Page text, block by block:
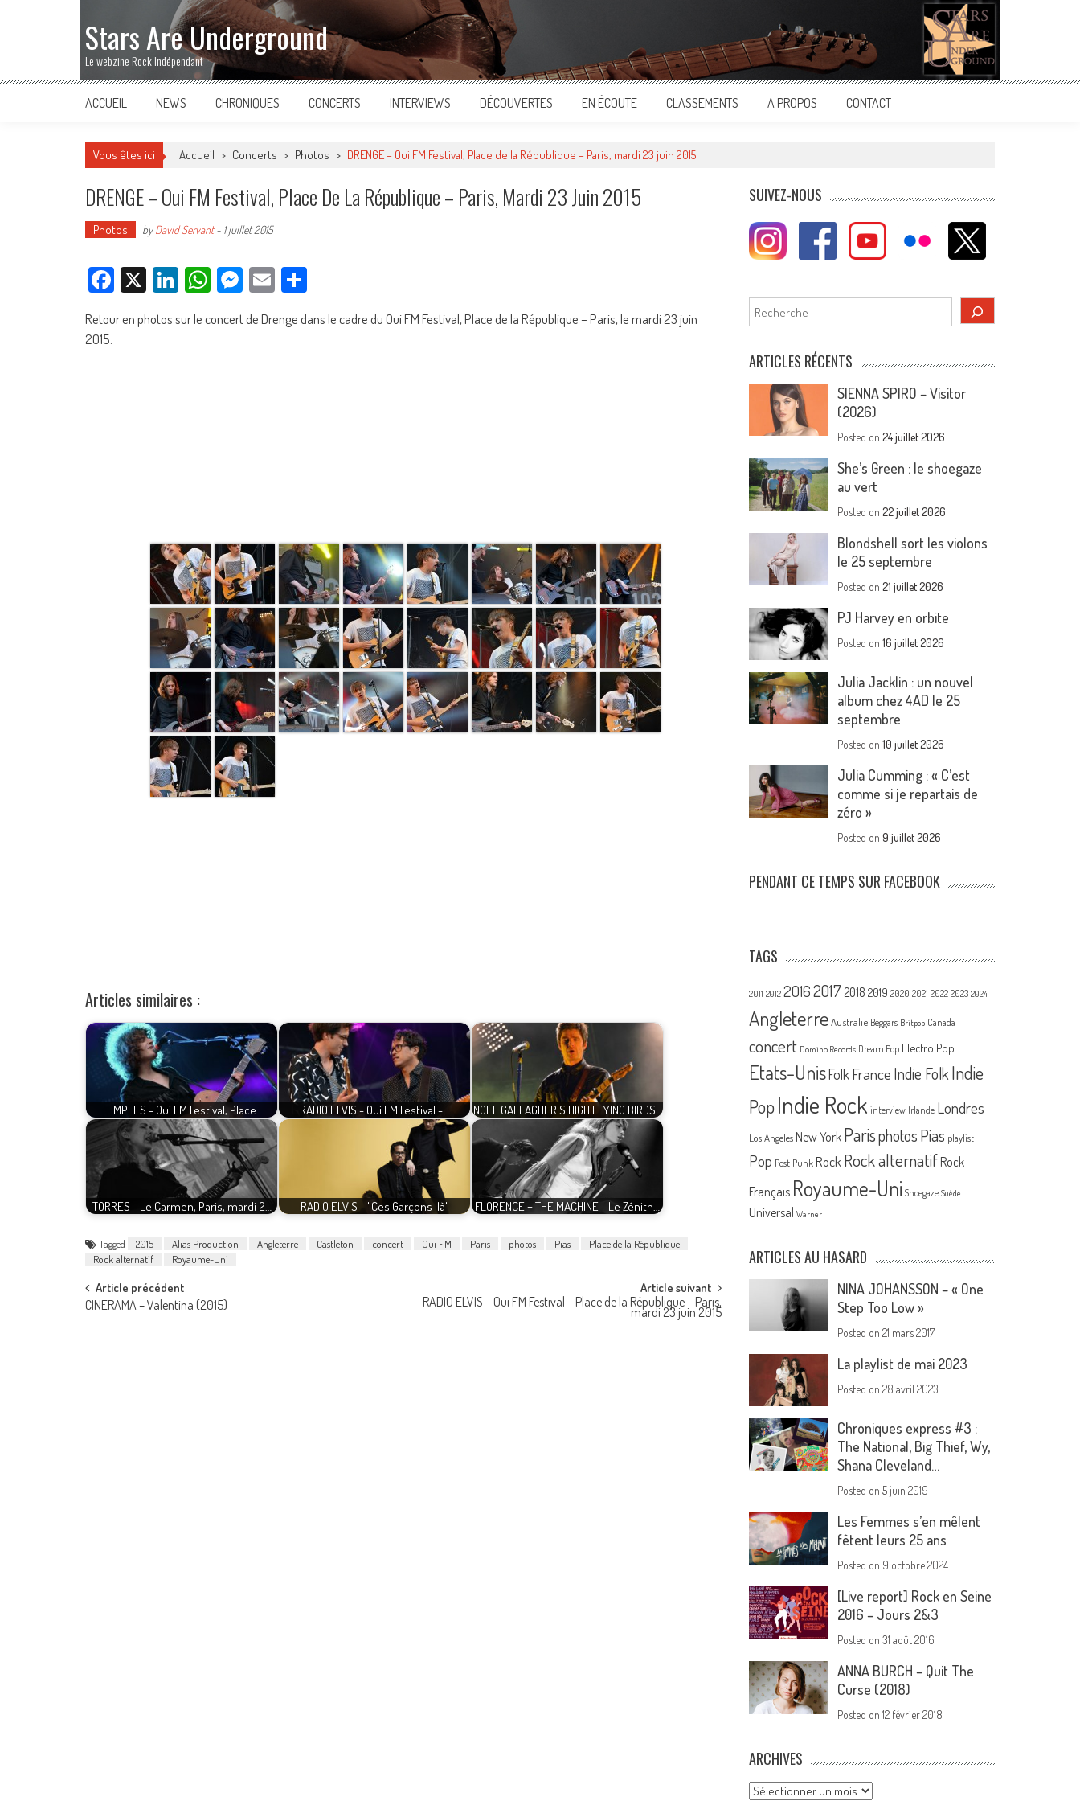
Stars Are Underground
Le webzine Rock Indépendant
ACCUEIL NEWS CHRONIQUES CONCERTS INTERVIEWS DÉCOUVERTES EN ÉCOUTE CLASSEMENTS A PROPOS CONTACT
Vous êtes ici Accueil > Concerts > Photos > DRENGE – Oui FM Festival, Place de la République – Paris, mardi 23 juin 2015
DRENGE – Oui FM Festival, Place De La République – Paris, Mardi 23 Juin 2015
Photos byDavid Servant- 1 juillet 2015
Facebook
X LinkedIn
WhatsApp
Messenger
Email
Retour en photos sur le concert de Drenge dans le cadre du Oui FM Festival, Place de la République – Paris, le mardi 23 juin
2015.
Articles similaires :
TEMPLES - Oui FM Festival, Place… RADIO ELVIS - Oui FM Festival -… NOEL GALLAGHER'S HIGH FLYING BIRDS…
TORRES - Le Carmen, Paris, mardi 2… RADIO ELVIS - "Ces Garçons-là" FLORENCE + THE MACHINE - Le Zénith…
Tagged 2015 Alias Production Angleterre Castleton concert Oui FM Paris photos Pias
Place de la République
Rock alternatif
Royaume-Uni
Post
Article précédent
CINERAMA – Valentina (2015)
Article suivant
RADIO ELVIS – Oui FM Festival – Place de la République – Paris,
mardi 23 juin 2015
SUIVEZ-NOUS
Rechercher
ARTICLES RÉCENTS
SIENNA SPIRO – Visitor
(2026)
Posted on24 juillet 2026
She’s Green : le shoegaze
au vert
Posted on22 juillet 2026
Blondshell sort les violons
le 25 septembre
Posted on21 juillet 2026
PJ Harvey en orbite
Posted on16 juillet 2026
Julia Jacklin : un nouvel
album chez 4AD le 25
septembre
Posted on10 juillet 2026
Julia Cumming : « C’est
comme si je repartais de
zéro »
Posted on9 juillet 2026
PENDANT CE TEMPS SUR FACEBOOK
TAGS
2011 2012 20162017 2018 2019 2020 2021 2022 2023 2024
Angleterre Australie Beggars Britpop Canada
concert Domino Records Dream Pop Electro Pop
Etats-UnisFolk France Indie FolkIndie
PopIndie Rock interview Irlande Londres
Los Angeles New York Parisphotos Pias playlist
Pop Post Punk Rock Rock alternatif Rock
Français Royaume-Uni Shoegaze Suède
Universal Warner
ARTICLES AU HASARD
NINA JOHANSSON – « One
Step Too Low »
Posted on21 mars 2017
La playlist de mai 2023
Posted on28 avril 2023
Chroniques express #3 :
The National, Big Thief, Wy,
Shana Cleveland…
Posted on5 juin 2019
Les Femmes s’en mêlent
fêtent leurs 25 ans
Posted on 9 octobre 2024
[Live report] Rock en Seine
2016 – Jours 2&3
Posted on31 août 2016
ANNA BURCH – Quit The
Curse (2018)
Posted on12 février 2018
ARCHIVES
Archives